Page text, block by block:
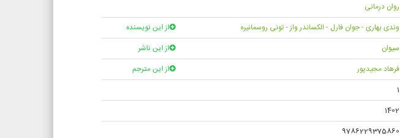
روان درمانی
وندی بهاری - جوان فارل - الکساندر واز - تونی روسمانیره
از این نویسنده
سیوان
از این ناشر
فرهاد مجیدپور
از این مترجم
1
1402
9786229375860